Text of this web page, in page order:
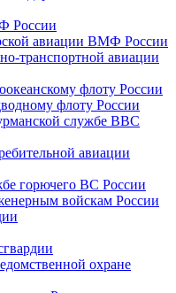
России
авиации ВМФ России
транспортной авиации
флоту России
флоту России
службе ВВС
авиации
горючего ВС России
войскам России
охране